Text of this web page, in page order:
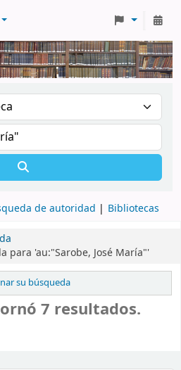
de autoridad Bibliotecas
para 'au:"Sarobe, José María"'
su búsqueda
7 resultados.